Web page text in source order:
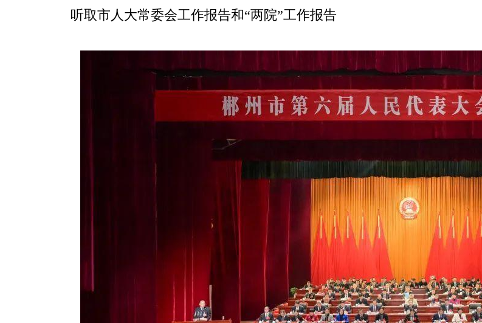
听取市人大常委会工作报告和“两院”工作报告